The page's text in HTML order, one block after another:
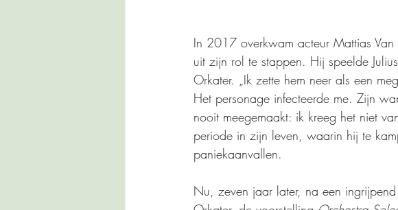
In 2017 overkwam acteur Mattias
uit zijn rol te stappen. Hij speelde
Orkater. „Ik zette hem neer als een
Het personage infecteerde me. Zijn
nooit meegemaakt: ik kreeg het niet
periode in zijn leven, waarin hij te
paniekaanvallen.
Nu, zeven jaar later, na een